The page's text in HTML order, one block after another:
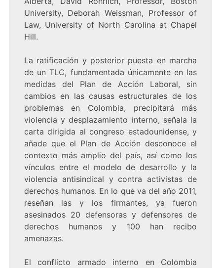
University, Deborah Weissman, Professor of
Law, University of North Carolina at Chapel
Hill.
La ratificación y posterior puesta en marcha
de un TLC, fundamentada únicamente en las
medidas del Plan de Acción Laboral, sin
cambios en las causas estructurales de los
problemas en Colombia, precipitará más
violencia y desplazamiento interno, señala la
carta dirigida al congreso estadounidense, y
añade que el Plan de Acción desconoce el
contexto más amplio del país, así como los
vínculos entre el modelo de desarrollo y la
violencia antisindical y contra activistas de
derechos humanos. En lo que va del año 2011,
reseñan las y los firmantes, ya fueron
asesinados 20 defensoras y defensores de
derechos humanos y 100 han recibo
amenazas.
El conflicto armado interno en Colombia